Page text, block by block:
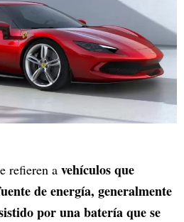
refieren a vehículos que
de energía, generalmente
por una batería que se